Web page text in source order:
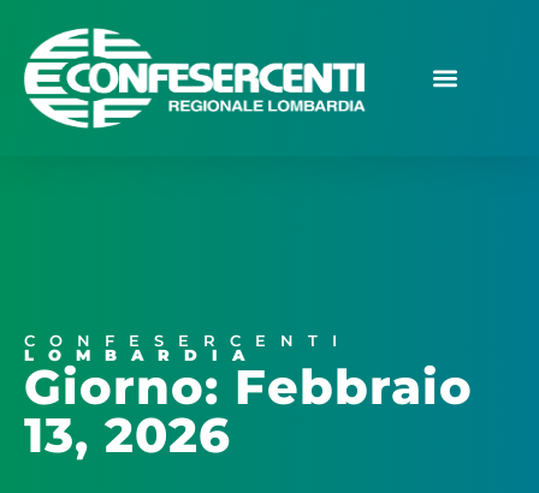
CONFESERCENTI
LOMBARDIA
Giorno: Febbraio
13, 2026